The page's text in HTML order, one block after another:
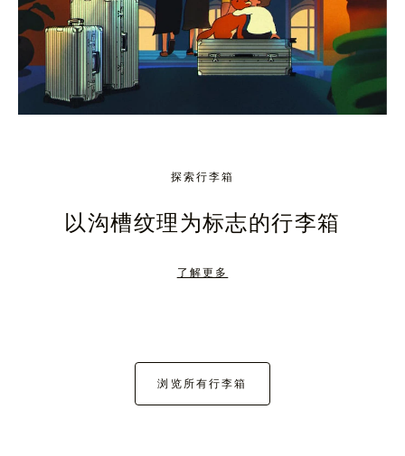
探索行李箱
以沟槽纹理为标志的行李箱
了解更多
浏览所有行李箱